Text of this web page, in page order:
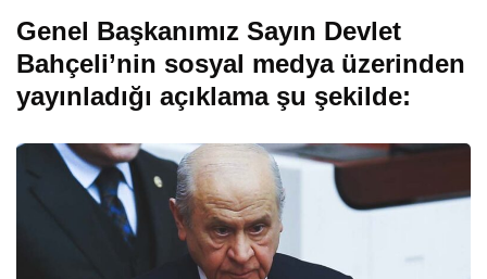
Genel Başkanımız Sayın Devlet
Bahçeli’nin sosyal medya üzerinden
yayınladığı açıklama şu şekilde: